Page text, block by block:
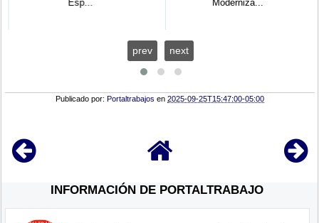
Esp...
Moderniza...
prev next
Publicado por:Portaltrabajos en2025-09-25T15:47:00-05:00
INFORMACIÓN DE PORTALTRABAJO